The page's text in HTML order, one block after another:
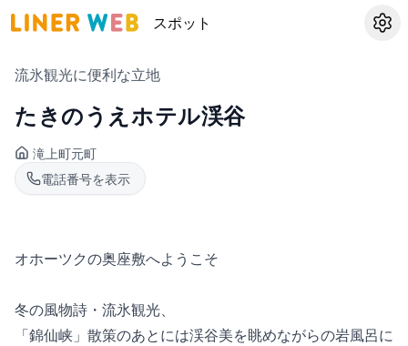
スポット 設定
流氷観光に便利な立地
たきのうえホテル渓谷
滝上町元町
電話番号を表示
オホーツクの奥座敷へようこそ
冬の風物詩・流氷観光、
「錦仙峡」散策のあとには渓谷美を眺めながらの岩風呂に